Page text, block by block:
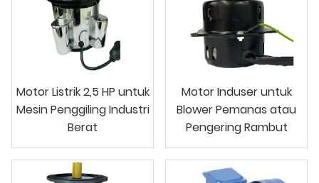
Motor Listrik 2,5 HP untuk
Mesin Penggiling Industri
Berat
Motor Induser untuk
Blower Pemanas atau
Pengering Rambut